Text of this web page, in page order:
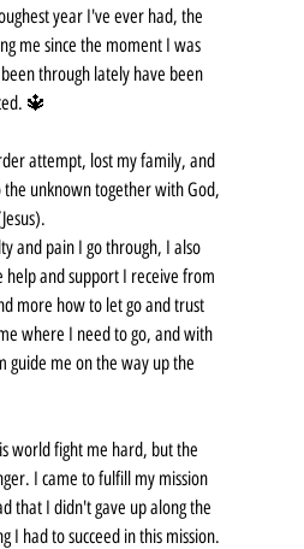
year I've ever had, the
me since the moment I was
through lately have been
🔱
attempt, lost my family, and
unknown together with God,
and pain I go through, I also
help and support I receive from
more how to let go and trust
where I need to go, and with
guide me on the way up the
world fight me hard, but the
I came to fulfill my mission
that I didn't gave up along the
I had to succeed in this mission.